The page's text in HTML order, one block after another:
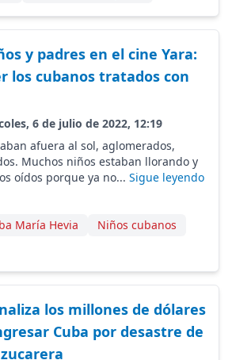
y padres en el cine Yara:
los cubanos tratados con
6 de julio de 2022, 12:19
afuera al sol, aglomerados,
Muchos niños estaban llorando y
oídos porque ya no... Sigue leyendo
María Hevia
Niños cubanos
los millones de dólares
Cuba por desastre de